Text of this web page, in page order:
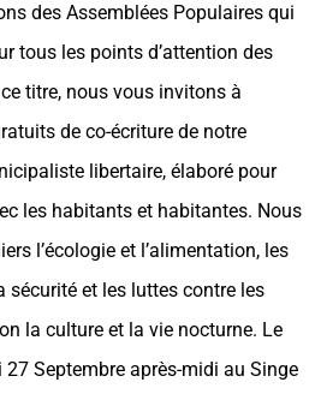
des Assemblées Populaires qui
tous les points d’attention des
titre, nous vous invitons à
de co-écriture de notre
libertaire, élaboré pour
les habitants et habitantes. Nous
l’écologie et l’alimentation, les
sécurité et les luttes contre les
la culture et la vie nocturne. Le
Septembre après-midi au Singe